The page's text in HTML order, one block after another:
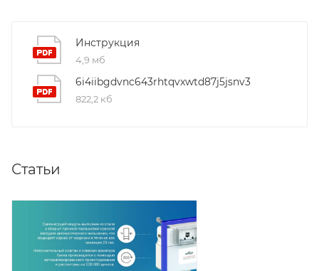
Инструкция
4,9 мб
6i4iibgdvnc643rhtqvxwtd87j5jsnv3
822,2 кб
Статьи